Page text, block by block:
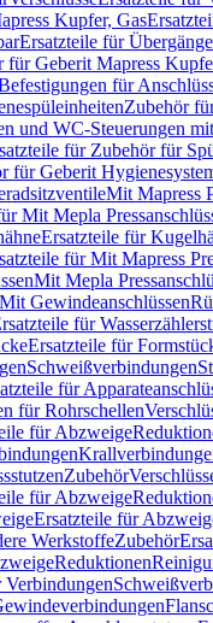
Kupfer, Gas
Ersatzteile für
für Geberit Mapress
für
Zubehör
und WC-Steuerungen
für Zubehör für
für Geberit
Mit Mapress
Mit Mepla
Ersatzteile für
für Mit Mapress
Mit Mepla
Gewindeanschlüssen
für
Ersatzteile für
Schweißverbindungen
für
für Rohrschellen
für Abzweige
Zubehör
für Abzweige
Ersatzteile für
WerkstoffeZubehör
Reduktionen
Verbindungen